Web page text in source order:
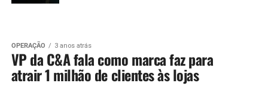
OPERAÇÃO 3 anos atrás
VP da C&A fala como marca faz para
atrair 1 milhão de clientes às lojas